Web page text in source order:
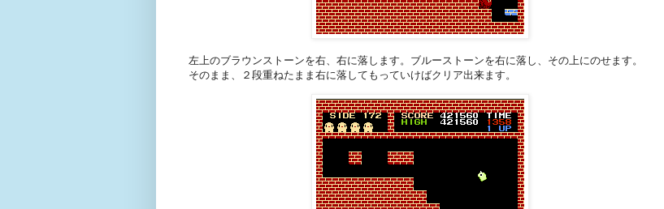
左上のブラウンストーンを右、右に落します。ブルーストーンを右に落し、その上にのせます。
そのまま、２段重ねたまま右に落してもっていけばクリア出来ます。